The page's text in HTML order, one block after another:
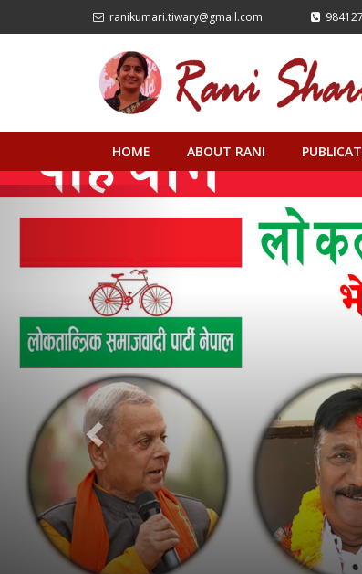
ranikumari.tiwary@gmail.com
HOME ABOUT RANI